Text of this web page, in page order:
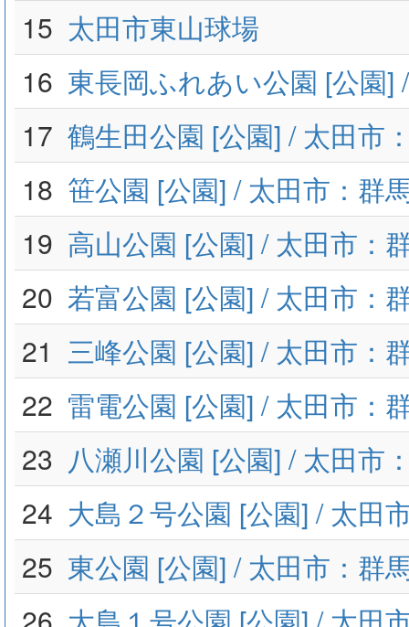
15 太田市東山球場
16 東長岡ふれあい公園 [公園]
17 鶴生田公園 [公園] / 太田市
18 笹公園 [公園] / 太田市：群
19 高山公園 [公園] / 太田市：
20 若富公園 [公園] / 太田市：
21 三峰公園 [公園] / 太田市：
22 雷電公園 [公園] / 太田市：
23 八瀬川公園 [公園] / 太田市
24 大島２号公園 [公園] / 太田
25 東公園 [公園] / 太田市：群